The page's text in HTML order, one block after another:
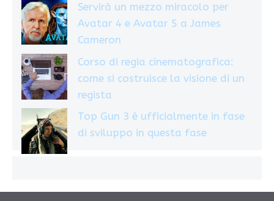
Servirà un mezzo miracolo per
Avatar 4 e Avatar 5 a James
Cameron
Corso di regia cinematografica:
come si costruisce la visione di un
regista
Top Gun 3 è ufficialmente in fase
di sviluppo in questa fase